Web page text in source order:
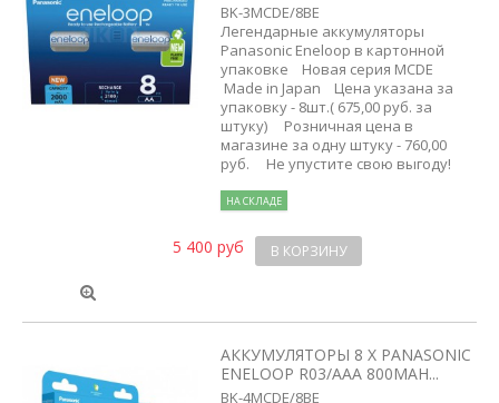
BK-3MCDE/8BE
Легендарные аккумуляторы
Panasonic Eneloop в картонной
упаковке Новая серия MCDE
Made in Japan Цена указана за
упаковку - 8шт.( 675,00 руб. за
штуку) Розничная цена в
магазине за одну штуку - 760,00
руб. Не упустите свою выгоду!
НА СКЛАДЕ
5 400 руб В КОРЗИНУ
АККУМУЛЯТОРЫ 8 X PANASONIC
ENELOOP R03/AAA 800MAH...
BK-4MCDE/8BE